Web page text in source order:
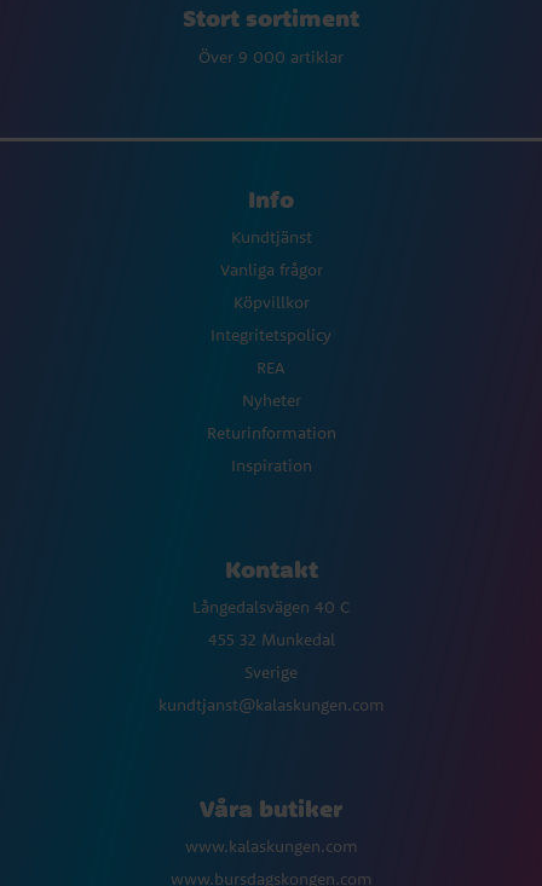
Stort sortiment
Över 9 000 artiklar
Info
Kundtjänst
Vanliga frågor
Köpvillkor
Integritetspolicy
REA
Nyheter
Returinformation
Inspiration
Kontakt
Långedalsvägen 40 C
455 32 Munkedal
Sverige
kundtjanst@kalaskungen.com
Våra butiker
www.kalaskungen.com
www.bursdagskongen.com